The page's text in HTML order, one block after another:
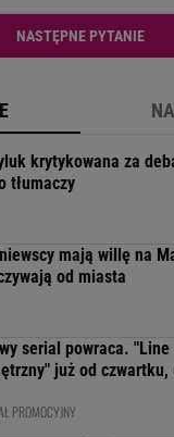
NASTĘPNE PYTANIE
krytykowana za
tłumaczy
mają willę na
od miasta
serial powraca. "Line
już od czwartku,
PROMOCYJNY